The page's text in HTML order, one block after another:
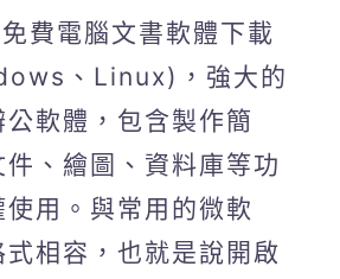
費電腦文書軟體下載
、Linux)，強大的
公軟體，包含製作簡
、繪圖、資料庫等功
用。與常用的微軟
相容，也就是說開啟